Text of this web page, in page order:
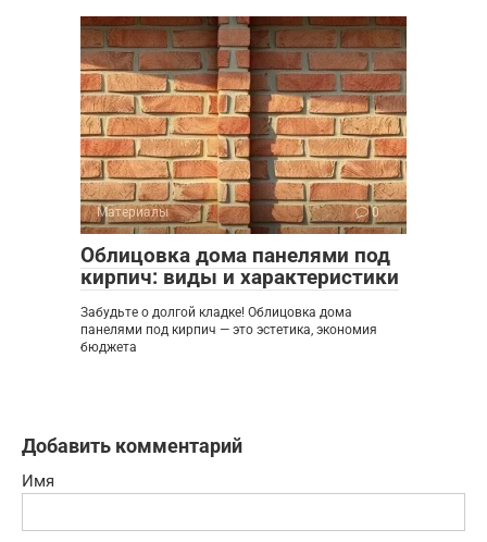
Материалы 0
Облицовка дома панелями под
кирпич: виды и характеристики
Забудьте о долгой кладке! Облицовка дома
панелями под кирпич — это эстетика, экономия
бюджета
Добавить комментарий
Имя